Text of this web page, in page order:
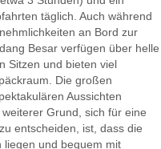
täglich. Auch während
an Bord zur
Besar verfügen über helle
Sitzen und bieten viel
Die großen
Aussichten
Grund, sich für eine
entscheiden, ist, dass die
liegen und bequem mit